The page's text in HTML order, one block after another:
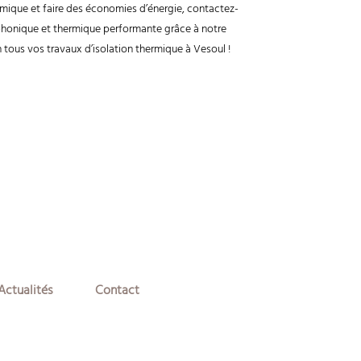
et faire des économies d’énergie, contactez-
et thermique performante grâce à notre
vos travaux d’isolation thermique à Vesoul !
Contact